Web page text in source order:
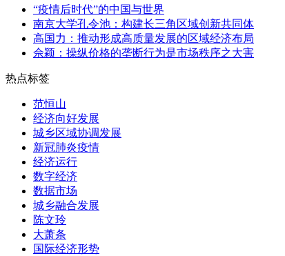
“疫情后时代”的中国与世界
南京大学孔令池：构建长三角区域创新共同体
高国力：推动形成高质量发展的区域经济布局
佘颖：操纵价格的垄断行为是市场秩序之大害
热点标签
范恒山
经济向好发展
城乡区域协调发展
新冠肺炎疫情
经济运行
数字经济
数据市场
城乡融合发展
陈文玲
大萧条
国际经济形势